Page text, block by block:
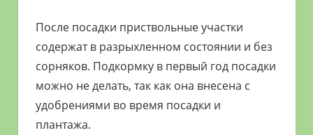
После посадки приствольные участки
содержат в разрыхленном состоянии и без
сорняков. Подкормку в первый год посадки
можно не делать, так как она внесена с
удобрениями во время посадки и
плантажа.